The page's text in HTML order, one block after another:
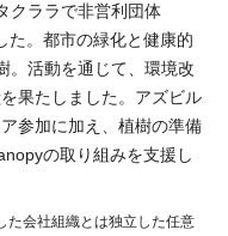
クララで非営利団体
た。都市の緑化と健康的
。活動を通じて、環境改
果たしました。アズビル
参加に加え、植樹の準備
の取り組みを支援し
た会社組織とは独立した任意